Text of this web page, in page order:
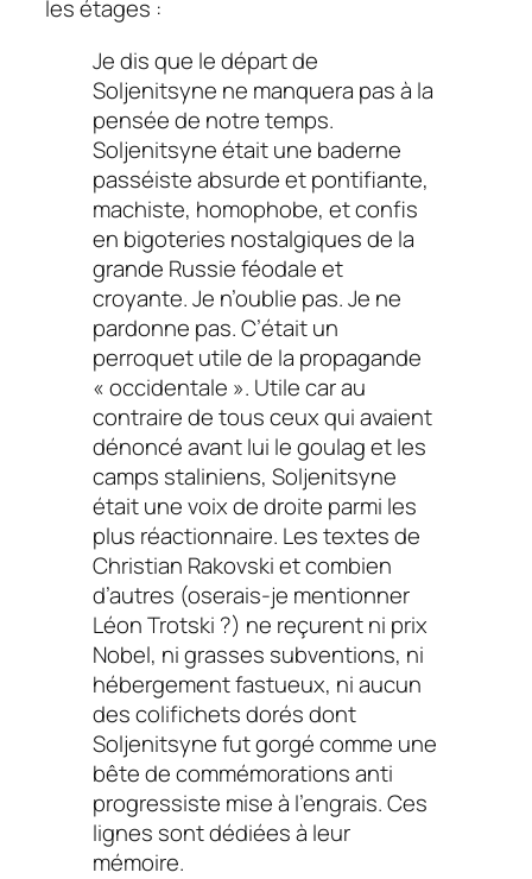
les étages :
Je dis que le départ de
Soljenitsyne ne manquera pas à la
pensée de notre temps.
Soljenitsyne était une baderne
passéiste absurde et pontifiante,
machiste, homophobe, et confis
en bigoteries nostalgiques de la
grande Russie féodale et
croyante. Je n’oublie pas. Je ne
pardonne pas. C’était un
perroquet utile de la propagande
« occidentale ». Utile car au
contraire de tous ceux qui avaient
dénoncé avant lui le goulag et les
camps staliniens, Soljenitsyne
était une voix de droite parmi les
plus réactionnaire. Les textes de
Christian Rakovski et combien
d’autres (oserais-je mentionner
Léon Trotski ?) ne reçurent ni prix
Nobel, ni grasses subventions, ni
hébergement fastueux, ni aucun
des colifichets dorés dont
Soljenitsyne fut gorgé comme une
bête de commémorations anti
progressiste mise à l’engrais. Ces
lignes sont dédiées à leur
mémoire.